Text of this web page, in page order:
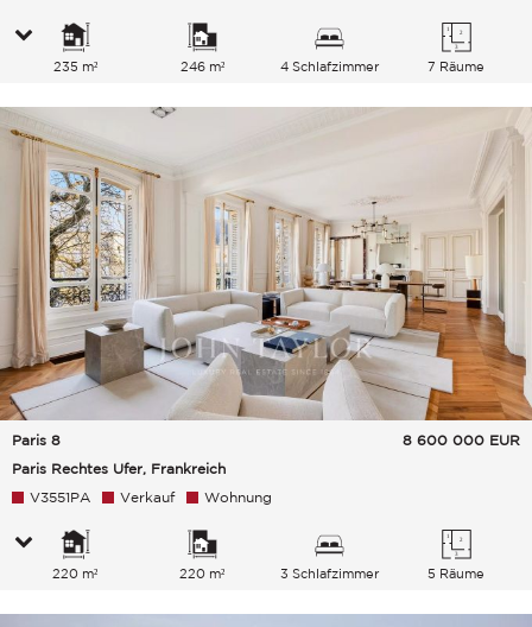
235 m² 246 m² 4 Schlafzimmer 7 Räume
Paris 8
Paris Rechtes Ufer, Frankreich
8 600 000 EUR
V3551PA Verkauf Wohnung
220 m² 220 m² 3 Schlafzimmer 5 Räume